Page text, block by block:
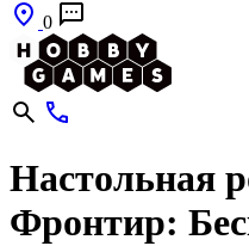
0
Настольная
Фронтир: